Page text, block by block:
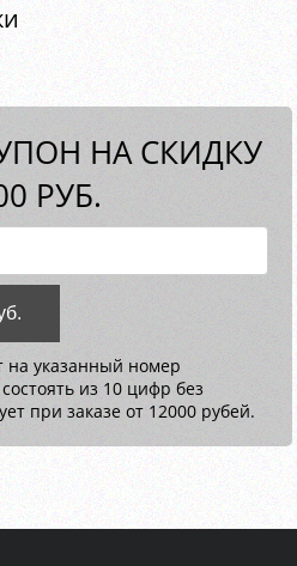
НА СКИДКУ
РУБ.
указанный номер
из 10 цифр без
при заказе от 12000 рубей.